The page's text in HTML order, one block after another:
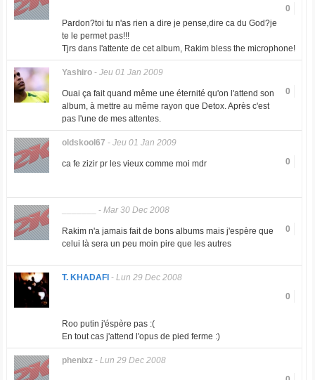
0
Pardon?toi tu n'as rien a dire je pense,dire ca du God?je
te le permet pas!!!
Tjrs dans l'attente de cet album, Rakim bless the microphone!
Yashiro- Jeu 01 Jan 2009
0
Ouai ça fait quand même une éternité qu'on l'attend son
album, à mettre au même rayon que Detox. Après c'est
pas l'une de mes attentes.
oldskool67 - Jeu 01 Jan 2009
0
ca fe zizir pr les vieux comme moi mdr
- Mar 30 Dec 2008
0
Rakim n'a jamais fait de bons albums mais j'espère que
celui là sera un peu moin pire que les autres
T. KHADAFI - Lun 29 Dec 2008
0
Roo putin j'éspère pas :(
En tout cas j'attend l'opus de pied ferme :)
phenixz- Lun 29 Dec 2008